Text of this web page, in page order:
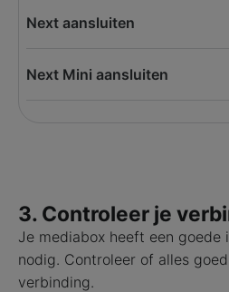
Next aansluiten
Next Mini aansluiten
3. Controleer je
Je mediabox heeft een goede
nodig. Controleer of alles
verbinding.